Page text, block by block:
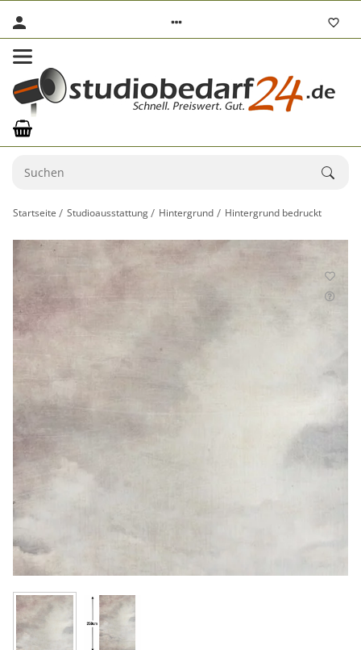
Startseite Studioausstattung Hintergrund Hintergrund bedruckt